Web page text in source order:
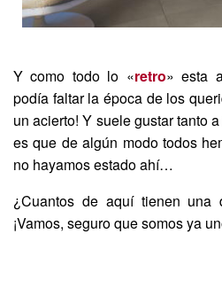
Y como todo lo «retro» esta
podía faltar la época de los
un acierto! Y suele gustar tanto
es que de algún modo todos
no hayamos estado ahí…
¿Cuantos de aquí tienen una
¡Vamos, seguro que somos ya